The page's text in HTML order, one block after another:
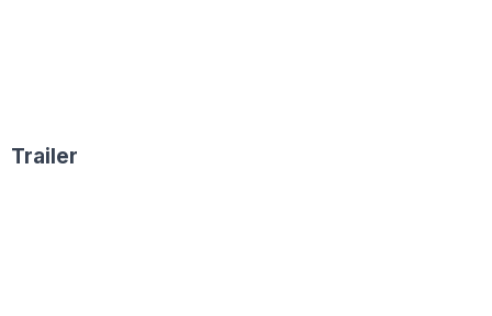
Trailer